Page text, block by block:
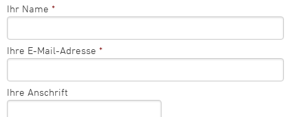
Ihr Name *
Ihre E-Mail-Adresse *
Ihre Anschrift